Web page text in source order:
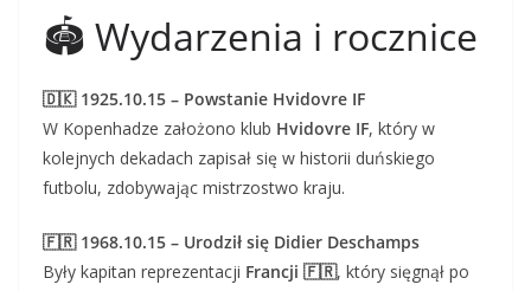
🏟️ Wydarzenia i rocznice
🇩🇰 1925.10.15 – Powstanie Hvidovre IF
W Kopenhadze założono klub Hvidovre IF, który w
kolejnych dekadach zapisał się w historii duńskiego
futbolu, zdobywając mistrzostwo kraju.
🇫🇷 1968.10.15 – Urodził się Didier Deschamps
Były kapitan reprezentacji Francji 🇫🇷, który sięgnął po